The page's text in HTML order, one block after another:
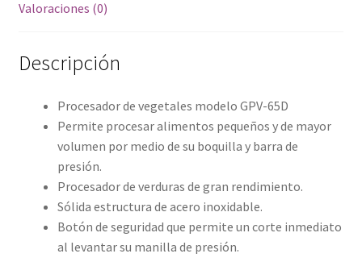
Valoraciones (0)
Descripción
Procesador de vegetales modelo GPV-65D
Permite procesar alimentos pequeños y de mayor
volumen por medio de su boquilla y barra de
presión.
Procesador de verduras de gran rendimiento.
Sólida estructura de acero inoxidable.
Botón de seguridad que permite un corte inmediato
al levantar su manilla de presión.